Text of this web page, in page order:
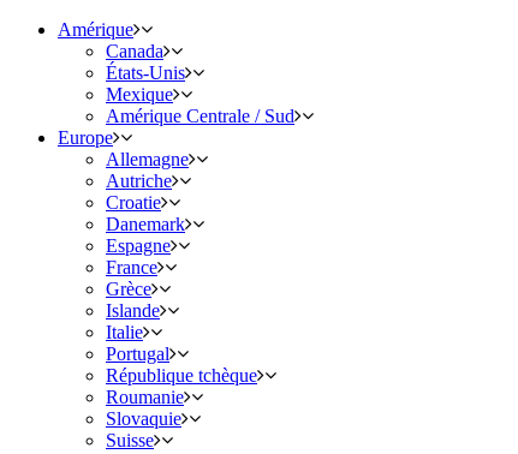
Amérique
Canada
États-Unis
Mexique
Amérique Centrale / Sud
Europe
Allemagne
Autriche
Croatie
Danemark
Espagne
France
Grèce
Islande
Italie
Portugal
République tchèque
Roumanie
Slovaquie
Suisse